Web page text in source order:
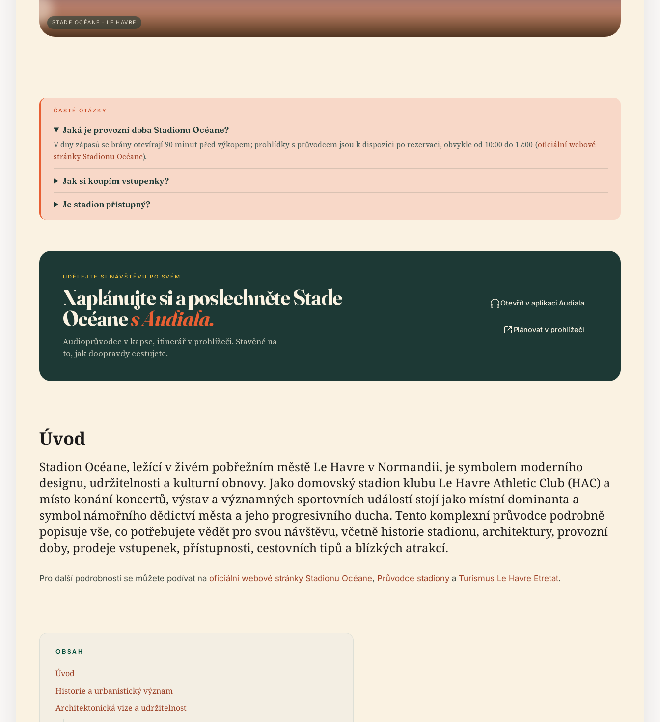
STADE OCÉANE · LE HAVRE
ČASTÉ OTÁZKY
Jaká je provozní doba Stadionu Océane?
V dny zápasů se brány otevírají 90 minut před výkopem; prohlídky s průvodcem jsou k dispozici po rezervaci, obvykle od 10:00 do 17:00 (oficiální webové
stránky Stadionu Océane).
Jak si koupím vstupenky?
Je stadion přístupný?
UDĚLEJTE SI NÁVŠTĚVU PO SVÉM
Naplánujte si a poslechněte Stade
Océanes Audiala.
Audioprůvodce v kapse, itinerář v prohlížeči. Stavěné na
to, jak doopravdy cestujete.
Otevřít v aplikaci Audiala
Plánovat v prohlížeči
Úvod
Stadion Océane, ležící v živém pobřežním městě Le Havre v Normandii, je symbolem moderního
designu, udržitelnosti a kulturní obnovy. Jako domovský stadion klubu Le Havre Athletic Club (HAC) a
místo konání koncertů, výstav a významných sportovních událostí stojí jako místní dominanta a
symbol námořního dědictví města a jeho progresivního ducha. Tento komplexní průvodce podrobně
popisuje vše, co potřebujete vědět pro svou návštěvu, včetně historie stadionu, architektury, provozní
doby, prodeje vstupenek, přístupnosti, cestovních tipů a blízkých atrakcí.
Pro další podrobnosti se můžete podívat na oficiální webové stránky Stadionu Océane, Průvodce stadiony a Turismus Le Havre Etretat.
OBSAH
Úvod
Historie a urbanistický význam
Architektonická vize a udržitelnost